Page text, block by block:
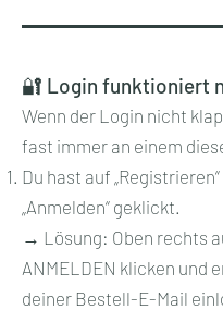
🔐 Login funktioniert
Wenn der Login nicht
fast immer an einem
Du hast auf
„Anmelden“ geklickt.
→ Lösung: Oben rechts
ANMELDEN klicken und
deiner Bestell-E-Mail